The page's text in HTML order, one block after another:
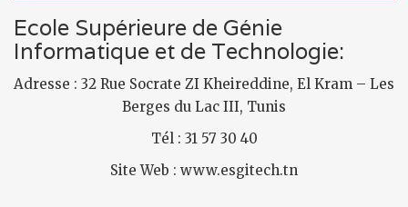
Ecole Supérieure de Génie
Informatique et de Technologie:
Adresse : 32 Rue Socrate ZI Kheireddine, El Kram – Les
Berges du Lac III, Tunis
Tél : 31 57 30 40
Site Web : www.esgitech.tn